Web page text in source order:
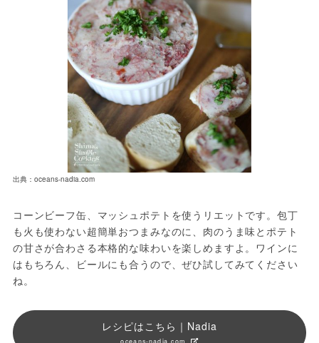
出典：oceans-nadia.com
コーンビーフ缶、マッシュポテトを使うリエットです。包丁
も火も使わない超簡単おつまみなのに、肉のうま味とポテト
の甘さが合わさる本格的な味わいを楽しめますよ。ワインに
はもちろん、ビールにも合うので、ぜひ試してみてください
ね。
レシピはこちら｜Nadia
oceans-nadia.com